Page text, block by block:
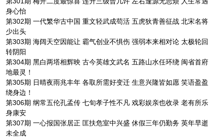
身心怡
第302期 一代繁华古中国 重文轻武成苟活 五虎狄青善征战 北宋名将
少出头
第303期 海阔天空因能让 霸气创业不惧伤 强弱本来相对论 太极轮回
转阴阳
第304期 黑白两塔相辉映 古今英雄文武名 五路山水任环绕 闽省首府
地最灵！
第305期 日晴夜雨兆丰年 各取所需好变迁 生意兴隆皆如愿 笑语盈盈
绕身边！
第306期 纲常五伦孔孟传 七旬孝子性不凡 戏彩娱亲也收录 老有所乐
身康安
第307期 一心报国张居正 匡扶危室中兴盛 休假三年仍勤务 英年早逝
未全成